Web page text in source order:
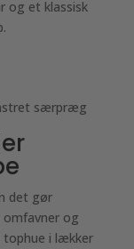
og et klassisk
særpræg
det gør
omfavner og
tophue i lækker